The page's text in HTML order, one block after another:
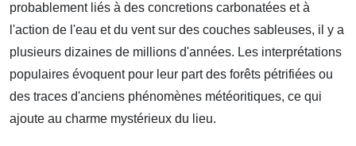
probablement liés à des concretions carbonatées et à
l'action de l'eau et du vent sur des couches sableuses, il y a
plusieurs dizaines de millions d'années. Les interprétations
populaires évoquent pour leur part des forêts pétrifiées ou
des traces d'anciens phénomènes météoritiques, ce qui
ajoute au charme mystérieux du lieu.